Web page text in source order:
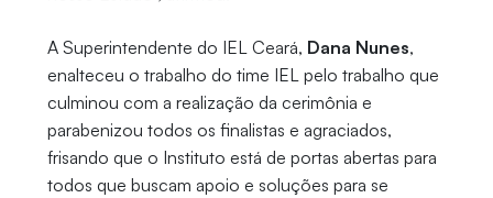
A Superintendente do IEL Ceará, Dana Nunes,
enalteceu o trabalho do time IEL pelo trabalho que
culminou com a realização da cerimônia e
parabenizou todos os finalistas e agraciados,
frisando que o Instituto está de portas abertas para
todos que buscam apoio e soluções para se